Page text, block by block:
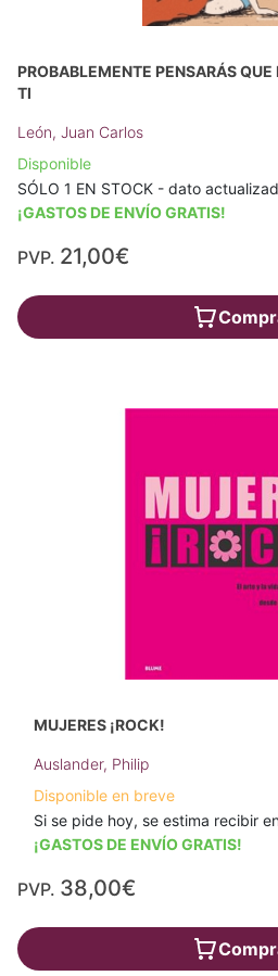
PROBABLEMENTE PENSARÁS
TI
León, Juan Carlos
Disponible
SÓLO 1 EN STOCK - dato
¡GASTOS DE ENVÍO GRATIS!
PVP. 21,00€
MUJERES ¡ROCK!
Auslander, Philip
Disponible en breve
Si se pide hoy, se estima recibir
¡GASTOS DE ENVÍO GRATIS!
PVP. 38,00€